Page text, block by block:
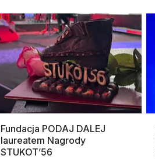
Fundacja PODAJ DALEJ
laureatem Nagrody
STUKOT’56